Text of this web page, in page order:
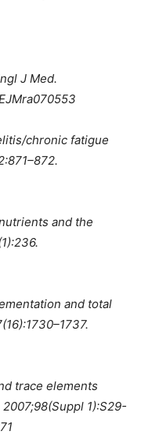
J Med.
chronic fatigue
and the
and total
trace elements
1):S29-